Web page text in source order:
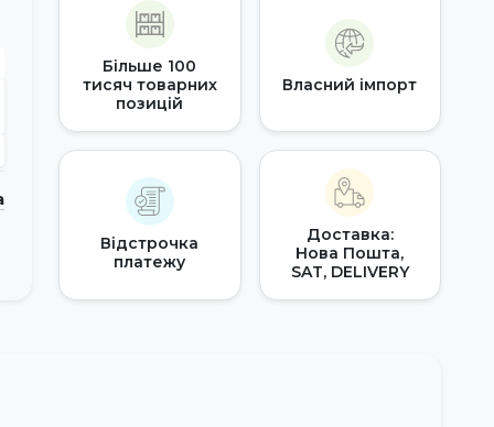
Більше 100
тисяч товарних
позицій
Власний імпорт
Відстрочка
платежу
Доставка:
Нова Пошта,
SAT, DELIVERY